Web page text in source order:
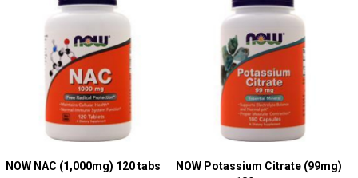
NOW NAC (1,000mg) 120 tabs
NOW Potassium Citrate (99mg)